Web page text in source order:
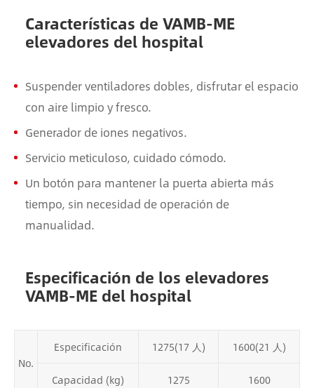
Características de VAMB-ME
elevadores del hospital
Suspender ventiladores dobles, disfrutar el espacio
con aire limpio y fresco.
Generador de iones negativos.
Servicio meticuloso, cuidado cómodo.
Un botón para mantener la puerta abierta más
tiempo, sin necesidad de operación de
manualidad.
Especificación de los elevadores
VAMB-ME del hospital
No.
Especificación 1275(17 人) 1600(21 人)
Capacidad (kg) 1275 1600